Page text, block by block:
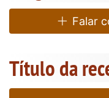
Falar
Título da